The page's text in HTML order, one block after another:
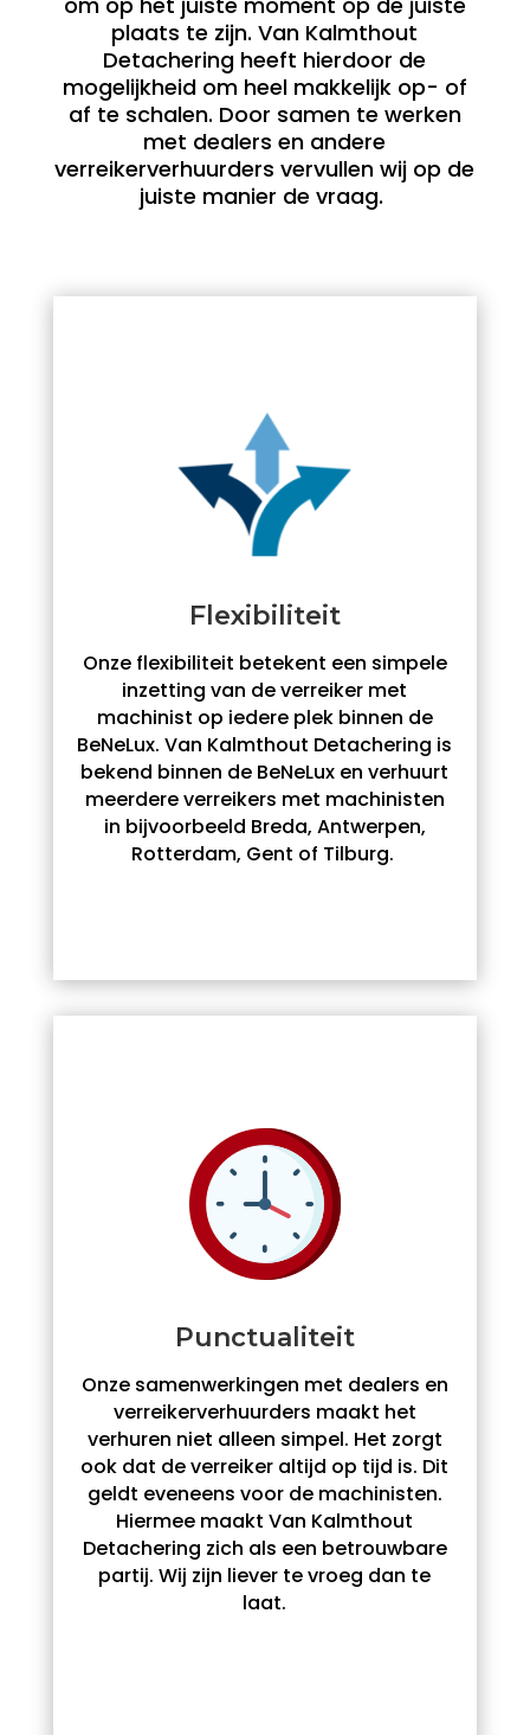
plaats te zijn. Van Kalmthout
Detachering heeft hierdoor de
mogelijkheid om heel makkelijk op- of
af te schalen. Door samen te werken
met dealers en andere
verreikerverhuurders vervullen wij op de
juiste manier de vraag.
Flexibiliteit
Onze flexibiliteit betekent een simpele
inzetting van de verreiker met
machinist op iedere plek binnen de
BeNeLux. Van Kalmthout Detachering is
bekend binnen de BeNeLux en verhuurt
meerdere verreikers met machinisten
in bijvoorbeeld Breda, Antwerpen,
Rotterdam, Gent of Tilburg.
Punctualiteit
Onze samenwerkingen met dealers en
verreikerverhuurders maakt het
verhuren niet alleen simpel. Het zorgt
ook dat de verreiker altijd op tijd is. Dit
geldt eveneens voor de machinisten.
Hiermee maakt Van Kalmthout
Detachering zich als een betrouwbare
partij. Wij zijn liever te vroeg dan te
laat.